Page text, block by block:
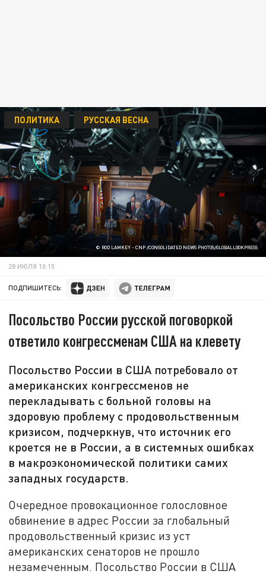
© ROD LAMKEY - CNP /CONSOLIDATED NEWS PHOTOS/GLOBALLOOKPRESS
ПОЛИТИКА РУССКАЯ ВЕСНА
28 ИЮЛЯ 10:15
ПОДПИШИТЕСЬ:
Посольство России русской поговоркой
ответило конгрессменам США на клевету
Посольство России в США потребовало от
американских конгрессменов не
перекладывать с больной головы на
здоровую проблему с продовольственным
кризисом, подчеркнув, что источник его
кроется не в России, а в системных ошибках
в макроэкономической политики самих
западных государств.
Очередное провокационное голословное
обвинение в адрес России за глобальный
продовольственный кризис из уст
американских сенаторов не прошло
незамеченным. Посольство России в США